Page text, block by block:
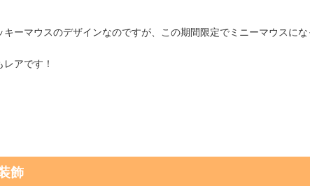
ーマウスのデザインなのですが、この期間限定でミニーマウスに
アです！
飾